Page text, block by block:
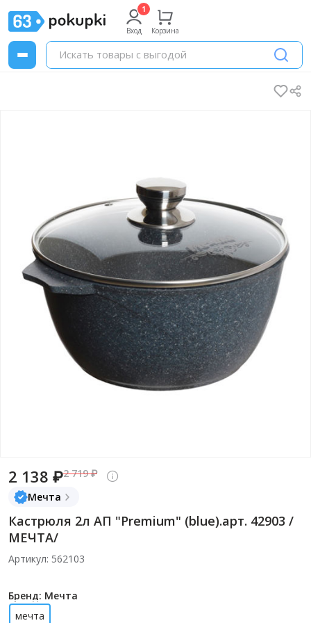
Вход Корзина
2 138 ₽2 719 ₽
Мечта
Кастрюля 2л АП "Premium" (blue).арт. 42903 /
МЕЧТА/
Артикул: 562103
Бренд: Мечта
мечта